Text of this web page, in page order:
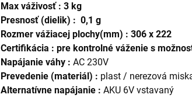
Max váživosť : 3 kg
Presnosť (dielik) : 0,1 g
Rozmer vážiacej plochy(mm) : 306 x 222
Certifikácia : pre kontrolné váženie s
Napájanie váhy : AC 230V
Prevedenie (materiál) : plast / nerezová
Alternatívne napájanie : AKU 6V vstavaný